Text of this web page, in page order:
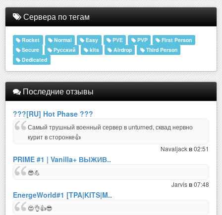
Сервера по тегам
Rocket Normal Easy PVE PVP
First Person
Secure
Русский kits Airdrop
Third Person
Dedicated
Последние отзывы
???[RU] Hot Phase ???
Самый трушный военный сервер в unturned, сквад нервно
курит в сторонке👍
Navaljackв02:51
PRIME #1 | Vanilla+ ВЫЖИВ..
😎💪
Jarvisв07:48
EnergeWorld#1 [TPA|KITS|M..
😍👌👍😎